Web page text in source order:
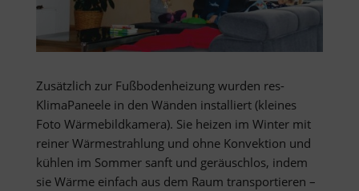
Zusätzlich zur Fußbodenheizung wurden res-
KlimaPaneele in den Wänden installiert (kleines
Foto Wärmebildkamera). Sie heizen im Winter mit
reiner Wärmestrahlung und ohne Konvektion und
kühlen im Sommer sanft und geräuschlos, indem
sie Wärme einfach aus dem Raum transportieren –